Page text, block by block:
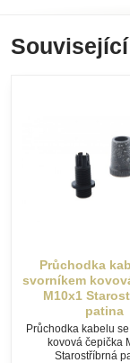
Průchodka
svorníkem
M10x1
patina
Průchodka kabelu
kovová čepička
Starostříbrná